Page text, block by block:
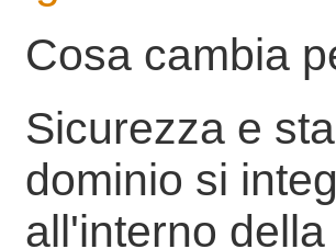
Cosa cambia
Sicurezza e
dominio si
all'interno